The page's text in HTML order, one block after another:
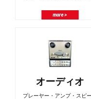
more >
オーディオ
プレーヤー・アンプ・スピ